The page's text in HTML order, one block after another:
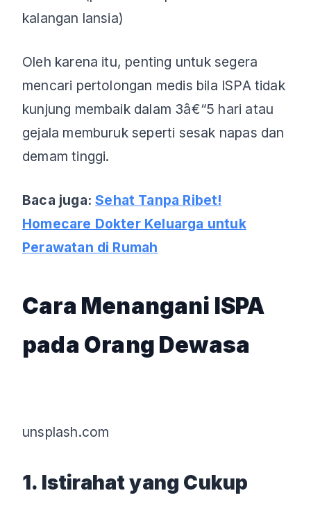
kalangan lansia)
Oleh karena itu, penting untuk segera
mencari pertolongan medis bila ISPA tidak
kunjung membaik dalam 3â€“5 hari atau
gejala memburuk seperti sesak napas dan
demam tinggi.
Baca juga:Sehat Tanpa Ribet!
Homecare Dokter Keluarga untuk
Perawatan di Rumah
Cara Menangani ISPA
pada Orang Dewasa
unsplash.com
1. Istirahat yang Cukup